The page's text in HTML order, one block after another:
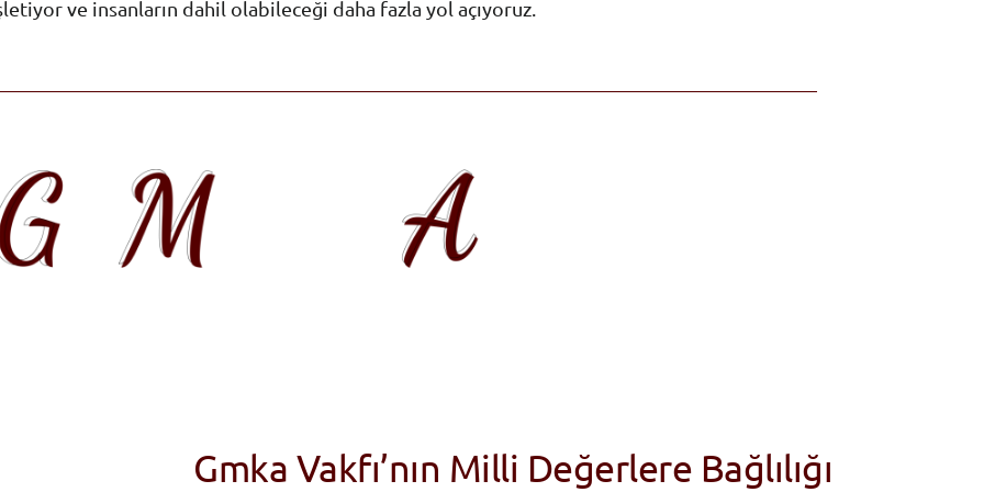
ve insanların dahil olabileceği daha fazla yol açıyoruz.
Gmka Vakfı’nın Milli Değerlere Bağlılığı